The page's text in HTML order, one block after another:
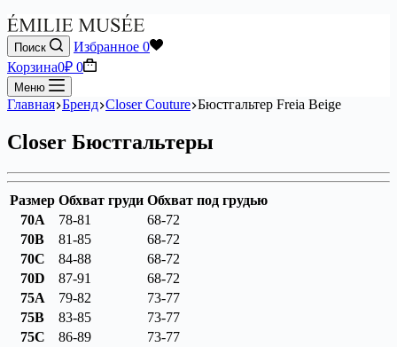
Поиск Избранное 0
Корзина0₽ 0
Меню
Главная Бренд Closer Couture Бюстгальтер Freia Beige
Closer Бюстгальтеры
Размер Обхват груди Обхват под грудью
70A
78-81
68-72
70B
81-85
68-72
70C
84-88
68-72
70D
87-91
68-72
75A
79-82
73-77
75B
83-85
73-77
75C
86-89
73-77